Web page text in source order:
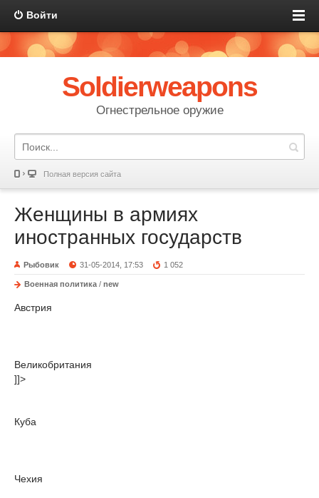
Войти
Soldierweapons
Огнестрельное оружие
Полная версия сайта
Женщины в армиях
иностранных государств
Рыбовик 31-05-2014, 17:53 1 052
Военная политика / new
Австрия
Великобритания
]]>
Куба
Чехия